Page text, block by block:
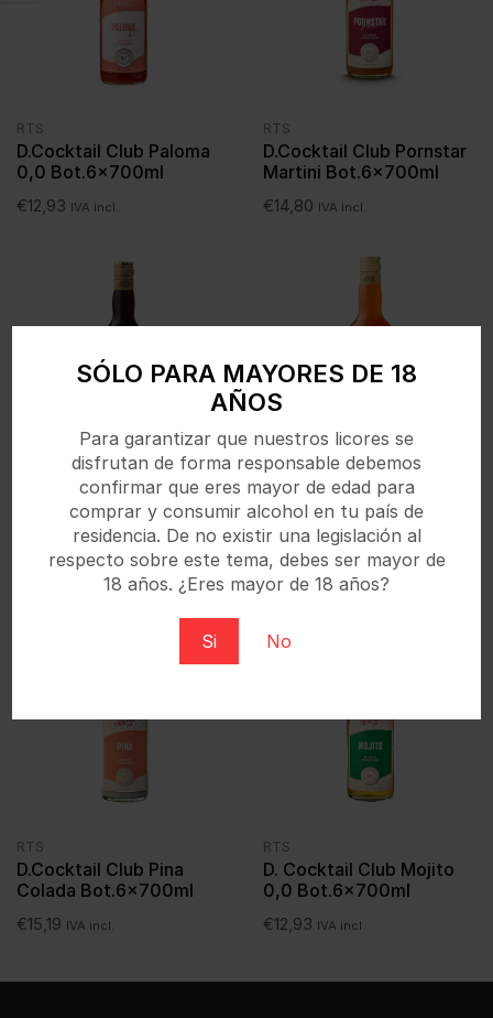
SÓLO PARA MAYORES DE 18
AÑOS
Para garantizar que nuestros licores se
disfrutan de forma responsable debemos
confirmar que eres mayor de edad para
comprar y consumir alcohol en tu país de
residencia. De no existir una legislación al
respecto sobre este tema, debes ser mayor de
18 años. ¿Eres mayor de 18 años?
Si No
RTS
D.Cocktail Club Paloma
0,0 Bot.6x700ml
€12,93 IVA incl.
RTS
D.Cocktail Club Pornstar
Martini Bot.6x700ml
€14,80 IVA incl.
D.Cocktail Club Espresso
Martini Bot. 6x700ml
15,02 IVA incl.
RTS
D.Cocktail Club Sex on
the Beach Bot.6x700ml
€ 14,92 IVA incl.
RTS
D.Cocktail Club Pina
Colada Bot.6x700ml
€15,19 IVA incl.
RTS
D. Cocktail Club Mojito
0,0 Bot.6x700ml
€12,93 IVA incl.